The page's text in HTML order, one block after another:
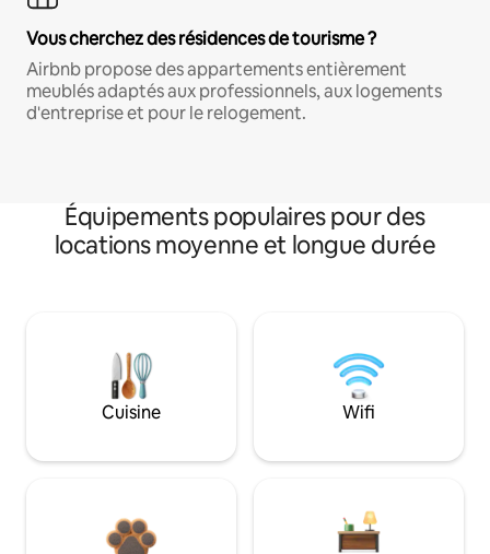
Vous cherchez des résidences de tourisme ?
Airbnb propose des appartements entièrement
meublés adaptés aux professionnels, aux logements
d'entreprise et pour le relogement.
Équipements populaires pour des
locations moyenne et longue durée
Cuisine Wifi